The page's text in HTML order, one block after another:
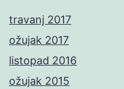
travanj 2017
ožujak 2017
listopad 2016
ožujak 2015